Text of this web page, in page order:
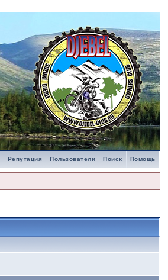
Помощь
Поиск
Пользователи
Репутация